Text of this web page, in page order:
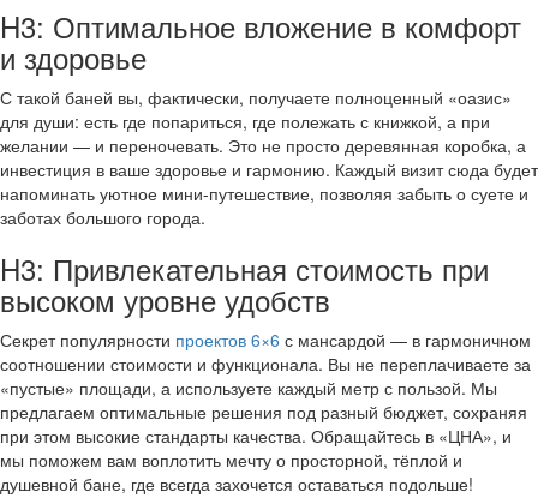
H3: Оптимальное вложение в комфорт
и здоровье
С такой баней вы, фактически, получаете полноценный «оазис»
для души: есть где попариться, где полежать с книжкой, а при
желании — и переночевать. Это не просто деревянная коробка, а
инвестиция в ваше здоровье и гармонию. Каждый визит сюда будет
напоминать уютное мини-путешествие, позволяя забыть о суете и
заботах большого города.
H3: Привлекательная стоимость при
высоком уровне удобств
Секрет популярности проектов 6×6 с мансардой — в гармоничном
соотношении стоимости и функционала. Вы не переплачиваете за
«пустые» площади, а используете каждый метр с пользой. Мы
предлагаем оптимальные решения под разный бюджет, сохраняя
при этом высокие стандарты качества. Обращайтесь в «ЦНА», и
мы поможем вам воплотить мечту о просторной, тёплой и
душевной бане, где всегда захочется оставаться подольше!